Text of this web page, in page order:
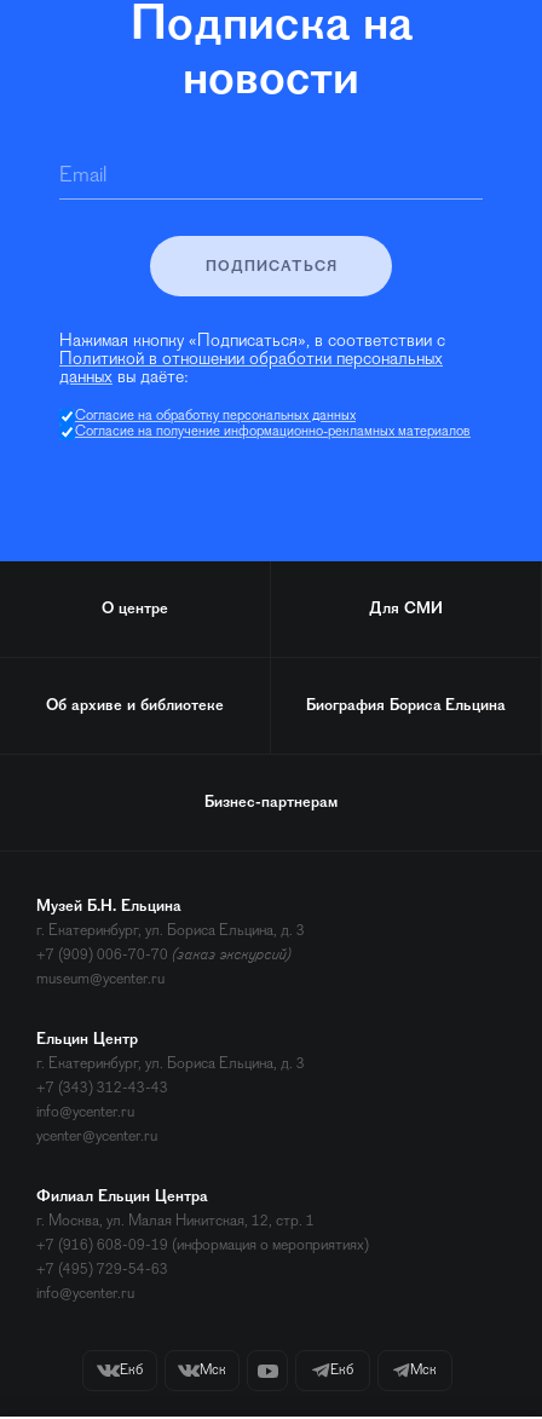
Подписка на
новости
Email
ПОДПИСАТЬСЯ
Нажимая кнопку «Подписаться», в соответствии с
Политикой в отношении обработки персональных
данных вы даёте:
Согласие на обработку персональных данных
Согласие на получение информационно-рекламных материалов
О центре Для СМИ
Об архиве и библиотеке Биография Бориса Ельцина
Бизнес-партнерам
Музей Б.Н. Ельцина
г. Екатеринбург, ул. Бориса Ельцина, д. 3
+7 (909) 006-70-70 (заказ экскурсий)
museum@ycenter.ru
Ельцин Центр
г. Екатеринбург, ул. Бориса Ельцина, д. 3
+7 (343) 312-43-43
info@ycenter.ru
ycenter@ycenter.ru
Филиал Ельцин Центра
г. Москва, ул. Малая Никитская, 12, стр. 1
+7 (916) 608-09-19 (информация о мероприятиях)
+7 (495) 729-54-63
info@ycenter.ru
Екб Мск Екб Мск